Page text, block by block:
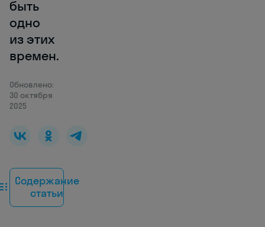
быть
одно
из этих
времен.
Обновлено:
30 октября
2025
Содержание
статьи